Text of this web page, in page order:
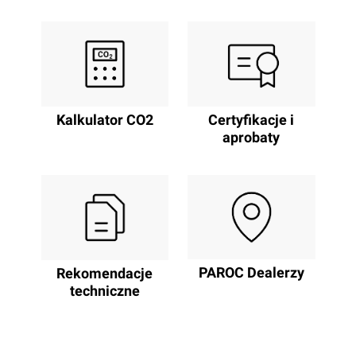
Kalkulator CO2
Certyfikacje i
aprobaty
Rekomendacje
techniczne
PAROC Dealerzy